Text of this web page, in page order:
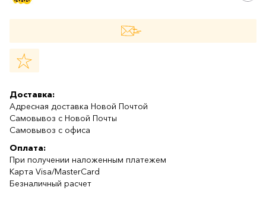
Доставка:
Адресная доставка Новой Почтой
Самовывоз с Новой Почты
Самовывоз с офиса
Оплата:
При получении наложенным платежем
Карта Visa/MasterCard
Безналичный расчет